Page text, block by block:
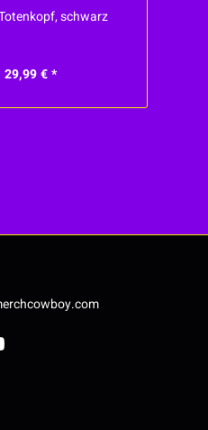
schwarz
29,99 € *